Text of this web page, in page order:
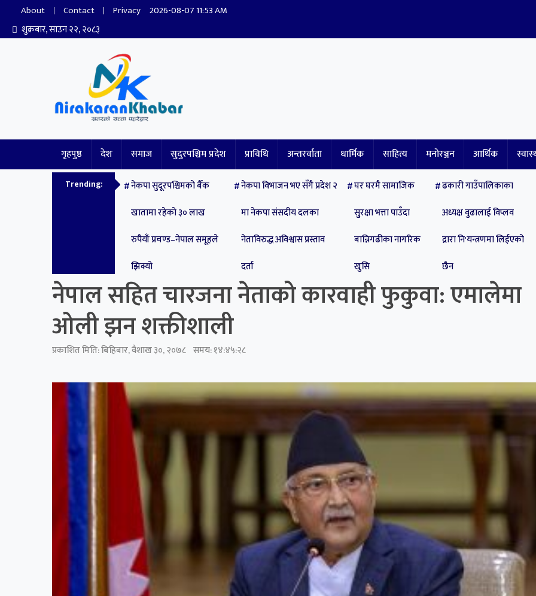
About Contact Privacy 2026-08-07 11:53 AM
शुक्रबार, साउन २२, २०८३
गृहपुष्ठ देश समाज सुदुरपश्चिम प्रदेश प्राविधि अन्तरर्वाता धार्मिक साहित्य मनोरञ्जन आर्थिक
Trending:
नेकपा सुदूरपश्चिमको बैँक
खातामा रहेको ३० लाख
रुपैयाँ प्रचण्ड–नेपाल समूहले
झिक्य‍ो
नेकपा विभाजन भए सँगै प्रदेश २
मा नेकपा संसदीय दलका
नेताविरुद्ध अविश्वास प्रस्ताव
दर्ता
घर घरमै सामाजिक
सुुरक्षा भत्ता पाउँदा
बान्निगढीका नागरिक
खुसि
ढकारी गाउँपालिकाका
अध्यक्ष वुढालाई विप्लव
द्रारा नि'यन्त्रणमा लिईएको
छैन
नेपाल सहित चारजना नेताको कारवाही फुकुवा: एमालेमा
ओली झन शक्तीशाली
प्रकाशित मिति:बिहिबार, वैशाख ३०, २०७८ समय: १४:४५:२८